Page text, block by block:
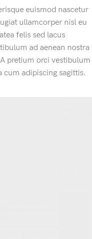
euismod nascetur
ullamcorper nisl eu
felis sed lacus
ad aenean nostra
pretium orci vestibulum
cum adipiscing sagittis.